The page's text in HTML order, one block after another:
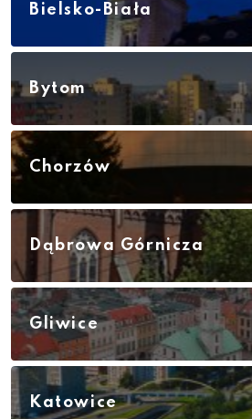
Bielsko-Biała
Bytom
Chorzów
Dąbrowa Górnicza
Gliwice
Katowice